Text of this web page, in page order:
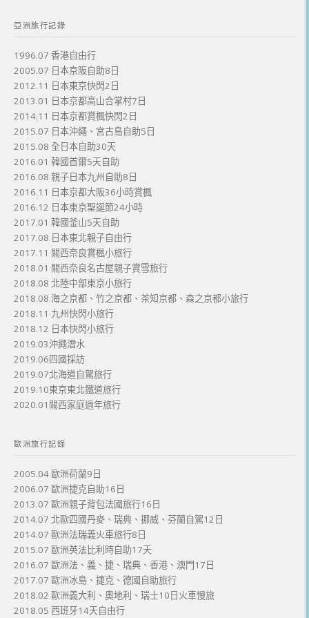
亞洲旅行記錄
1996.07 香港自由行
2005.07 日本京阪自助8日
2012.11 日本東京快閃2日
2013.01 日本京都高山合掌村7日
2014.11 日本京都賞楓快閃2日
2015.07 日本沖繩、宮古島自助5日
2015.08 全日本自助30天
2016.01 韓國首爾5天自助
2016.08 親子日本九州自助8日
2016.11 日本京都大阪36小時賞楓
2016.12 日本東京聖誕節24小時
2017.01 韓國釜山5天自助
2017.08 日本東北親子自由行
2017.11 關西奈良賞楓小旅行
2018.01 關西奈良名古屋親子賞雪旅行
2018.08 北陸中部東京小旅行
2018.08 海之京都、竹之京都、茶知京都、森之京都小旅行
2018.11 九州快閃小旅行
2018.12 日本快閃小旅行
2019.03沖繩潛水
2019.06四國採訪
2019.07北海道自駕旅行
2019.10東京東北鐵道旅行
2020.01關西家庭過年旅行
歐洲旅行記錄
2005.04 歐洲荷蘭9日
2006.07 歐洲捷克自助16日
2013.07 歐洲親子背包法國旅行16日
2014.07 北歐四國丹麥、瑞典、挪威、芬蘭自駕12日
2014.07 歐洲法瑞義火車旅行8日
2015.07 歐洲英法比利時自助17天
2016.07 歐洲法、義、捷、瑞典、香港、澳門17日
2017.07 歐洲冰島、捷克、德國自助旅行
2018.02 歐洲義大利、奧地利、瑞士10日火車慢旅
2018.05 西班牙14天自由行